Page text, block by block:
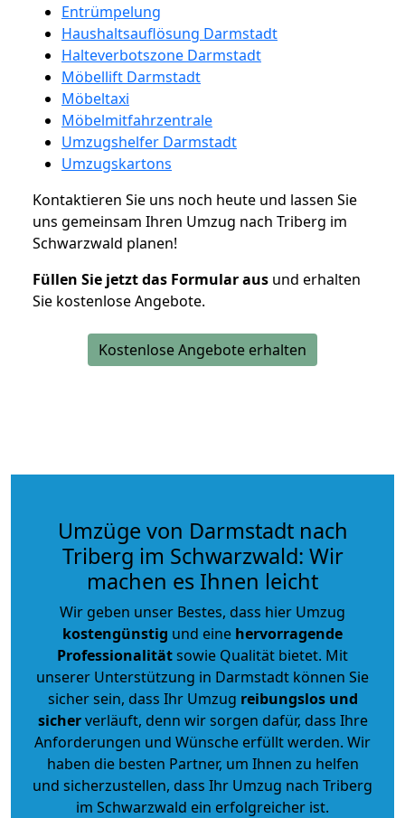
Entrümpelung
Haushaltsauflösung Darmstadt
Halteverbotszone Darmstadt
Möbellift Darmstadt
Möbeltaxi
Möbelmitfahrzentrale
Umzugshelfer Darmstadt
Umzugskartons
Kontaktieren Sie uns noch heute und lassen Sie
uns gemeinsam Ihren Umzug nach Triberg im
Schwarzwald planen!
Füllen Sie jetzt das Formular aus und erhalten
Sie kostenlose Angebote.
Kostenlose Angebote erhalten
Umzüge von Darmstadt nach
Triberg im Schwarzwald: Wir
machen es Ihnen leicht
Wir geben unser Bestes, dass hier Umzug
kostengünstig und eine hervorragende
Professionalitätsowie Qualität bietet. Mit
unserer Unterstützung in Darmstadt können Sie
sicher sein, dass Ihr Umzug reibungslos und
sicherverläuft, denn wir sorgen dafür, dass Ihre
Anforderungen und Wünsche erfüllt werden. Wir
haben die besten Partner, um Ihnen zu helfen
und sicherzustellen, dass Ihr Umzug nach Triberg
im Schwarzwald ein erfolgreicher ist.